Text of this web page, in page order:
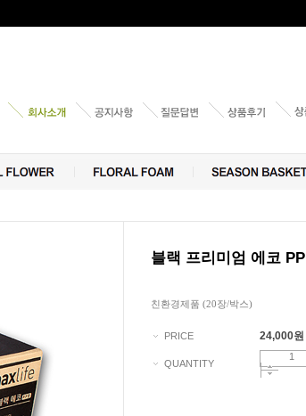
블랙 프리미엄 에코 PP
친환경제품 (20장/박스)
PRICE 24,000원
QUANTITY